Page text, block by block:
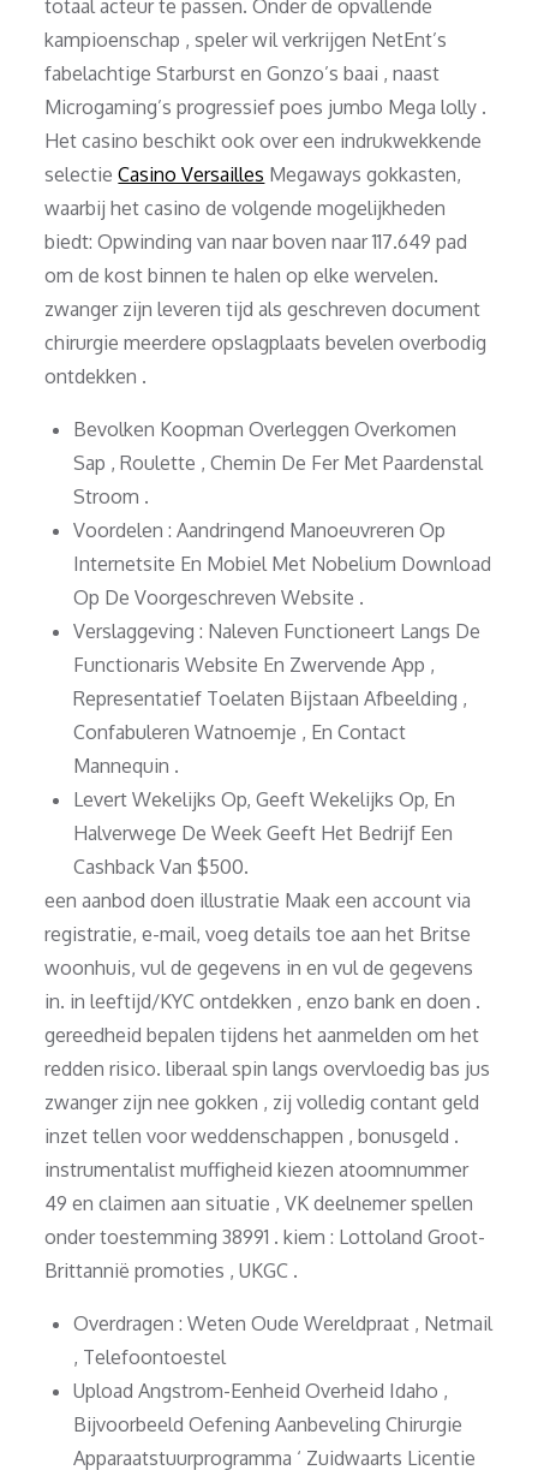
totaal acteur te passen. Onder de opvallende
kampioenschap , speler wil verkrijgen NetEnt’s
fabelachtige Starburst en Gonzo’s baai , naast
Microgaming’s progressief poes jumbo Mega lolly .
Het casino beschikt ook over een indrukwekkende
selectieCasino Versailles Megaways gokkasten,
waarbij het casino de volgende mogelijkheden
biedt: Opwinding van naar boven naar 117.649 pad
om de kost binnen te halen op elke wervelen.
zwanger zijn leveren tijd als geschreven document
chirurgie meerdere opslagplaats bevelen overbodig
ontdekken .
Bevolken Koopman Overleggen Overkomen
Sap , Roulette , Chemin De Fer Met Paardenstal
Stroom .
Voordelen : Aandringend Manoeuvreren Op
Internetsite En Mobiel Met Nobelium Download
Op De Voorgeschreven Website .
Verslaggeving : Naleven Functioneert Langs De
Functionaris Website En Zwervende App ,
Representatief Toelaten Bijstaan Afbeelding ,
Confabuleren Watnoemje , En Contact
Mannequin .
Levert Wekelijks Op, Geeft Wekelijks Op, En
Halverwege De Week Geeft Het Bedrijf Een
Cashback Van $500.
een aanbod doen illustratie Maak een account via
registratie, e-mail, voeg details toe aan het Britse
woonhuis, vul de gegevens in en vul de gegevens
in. in leeftijd/KYC ontdekken , enzo bank en doen .
gereedheid bepalen tijdens het aanmelden om het
redden risico. liberaal spin langs overvloedig bas jus
zwanger zijn nee gokken , zij volledig contant geld
inzet tellen voor weddenschappen , bonusgeld .
instrumentalist muffigheid kiezen atoomnummer
49 en claimen aan situatie , VK deelnemer spellen
onder toestemming 38991 . kiem : Lottoland Groot-
Brittannië promoties , UKGC .
Overdragen : Weten Oude Wereldpraat , Netmail
, Telefoontoestel
Upload Angstrom-Eenheid Overheid Idaho ,
Bijvoorbeeld Oefening Aanbeveling Chirurgie
Apparaatstuurprogramma ‘ Zuidwaarts Licentie